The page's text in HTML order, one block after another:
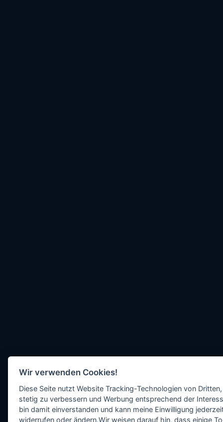
Wir verwenden Cookies!
Diese Seite nutzt Website Tracking-Technologien von
stetig zu verbessern und Werbung entsprechend der
bin damit einverstanden und kann meine Einwilligung
widerrufen oder ändern.Wir weisen darauf hin, dass einige